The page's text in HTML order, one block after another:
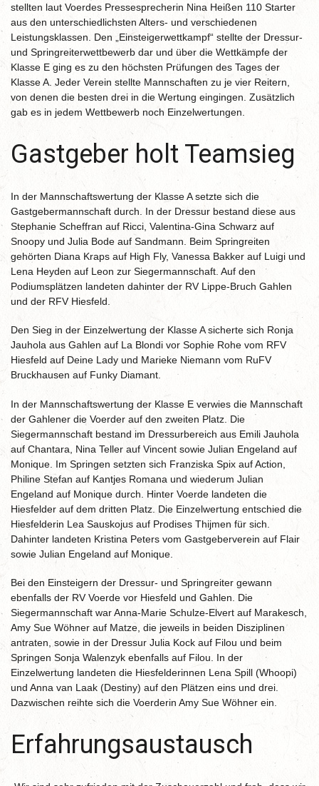
stellten laut Voerdes Pressesprecherin Nina Heißen 110 Starter
aus den unterschiedlichsten Alters- und verschiedenen
Leistungsklassen. Den „Einsteigerwettkampf“ stellte der Dressur-
und Springreiterwettbewerb dar und über die Wettkämpfe der
Klasse E ging es zu den höchsten Prüfungen des Tages der
Klasse A. Jeder Verein stellte Mannschaften zu je vier Reitern,
von denen die besten drei in die Wertung eingingen. Zusätzlich
gab es in jedem Wettbewerb noch Einzelwertungen.
Gastgeber holt Teamsieg
In der Mannschaftswertung der Klasse A setzte sich die
Gastgebermannschaft durch. In der Dressur bestand diese aus
Stephanie Scheffran auf Ricci, Valentina-Gina Schwarz auf
Snoopy und Julia Bode auf Sandmann. Beim Springreiten
gehörten Diana Kraps auf High Fly, Vanessa Bakker auf Luigi und
Lena Heyden auf Leon zur Siegermannschaft. Auf den
Podiumsplätzen landeten dahinter der RV Lippe-Bruch Gahlen
und der RFV Hiesfeld.
Den Sieg in der Einzelwertung der Klasse A sicherte sich Ronja
Jauhola aus Gahlen auf La Blondi vor Sophie Rohe vom RFV
Hiesfeld auf Deine Lady und Marieke Niemann vom RuFV
Bruckhausen auf Funky Diamant.
In der Mannschaftswertung der Klasse E verwies die Mannschaft
der Gahlener die Voerder auf den zweiten Platz. Die
Siegermannschaft bestand im Dressurbereich aus Emili Jauhola
auf Chantara, Nina Teller auf Vincent sowie Julian Engeland auf
Monique. Im Springen setzten sich Franziska Spix auf Action,
Philine Stefan auf Kantjes Romana und wiederum Julian
Engeland auf Monique durch. Hinter Voerde landeten die
Hiesfelder auf dem dritten Platz. Die Einzelwertung entschied die
Hiesfelderin Lea Sauskojus auf Prodises Thijmen für sich.
Dahinter landeten Kristina Peters vom Gastgeberverein auf Flair
sowie Julian Engeland auf Monique.
Bei den Einsteigern der Dressur- und Springreiter gewann
ebenfalls der RV Voerde vor Hiesfeld und Gahlen. Die
Siegermannschaft war Anna-Marie Schulze-Elvert auf Marakesch,
Amy Sue Wöhner auf Matze, die jeweils in beiden Disziplinen
antraten, sowie in der Dressur Julia Kock auf Filou und beim
Springen Sonja Walenzyk ebenfalls auf Filou. In der
Einzelwertung landeten die Hiesfelderinnen Lena Spill (Whoopi)
und Anna van Laak (Destiny) auf den Plätzen eins und drei.
Dazwischen reihte sich die Voerderin Amy Sue Wöhner ein.
Erfahrungsaustausch